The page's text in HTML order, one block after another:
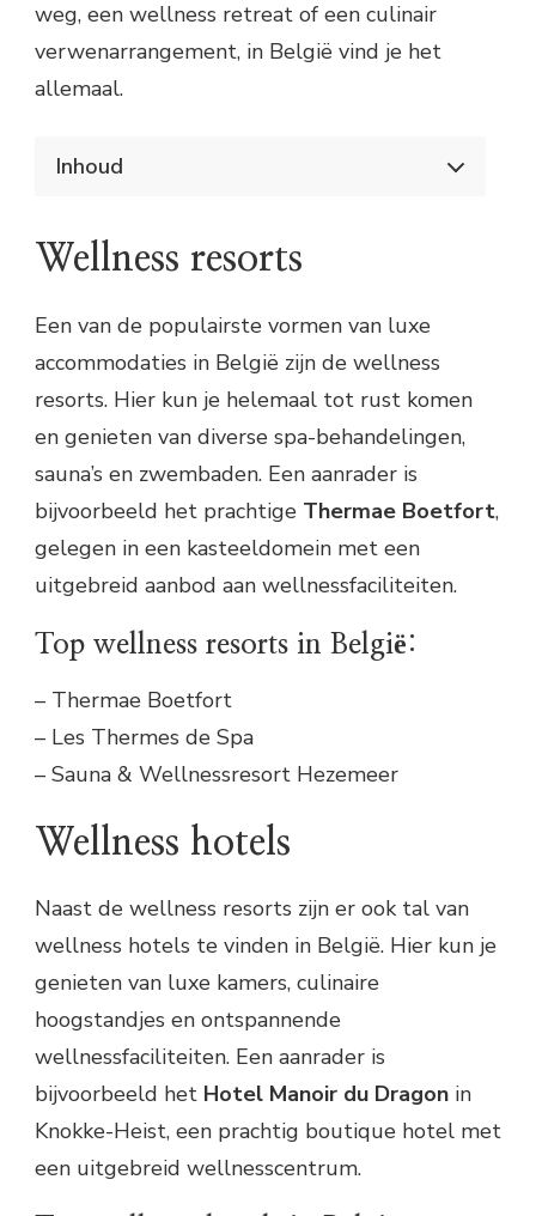
weg, een wellness retreat of een culinair
verwenarrangement, in België vind je het
allemaal.
Inhoud
Top wellness resorts in België:
Top wellness hotels in België:
Top luxe bed & breakfasts in België:
Wellness resorts
Een van de populairste vormen van luxe
accommodaties in België zijn de wellness
resorts. Hier kun je helemaal tot rust komen
en genieten van diverse spa-behandelingen,
sauna’s en zwembaden. Een aanrader is
bijvoorbeeld het prachtige Thermae Boetfort,
gelegen in een kasteeldomein met een
uitgebreid aanbod aan wellnessfaciliteiten.
Top wellness resorts in België:
– Thermae Boetfort
– Les Thermes de Spa
– Sauna & Wellnessresort Hezemeer
Wellness hotels
Naast de wellness resorts zijn er ook tal van
wellness hotels te vinden in België. Hier kun je
genieten van luxe kamers, culinaire
hoogstandjes en ontspannende
wellnessfaciliteiten. Een aanrader is
bijvoorbeeld het Hotel Manoir du Dragon in
Knokke-Heist, een prachtig boutique hotel met
een uitgebreid wellnesscentrum.